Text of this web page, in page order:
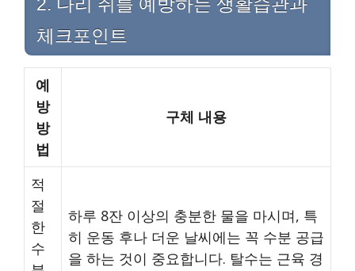
체크포인트
예
방
방
법
구체 내용
적
절
한
수
하루 8잔 이상의 충분한 물을 마시며, 특
히 운동 후나 더운 날씨에는 꼭 수분 공급
을 하는 것이 중요합니다. 탈수는 근육 경